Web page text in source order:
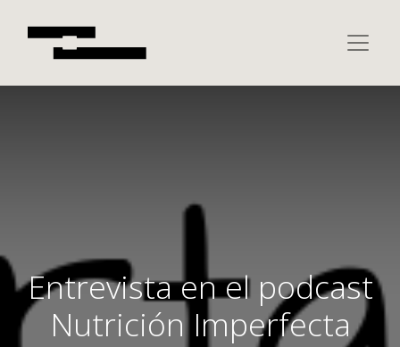
Entrevista en el podcast
Nutrición Imperfecta